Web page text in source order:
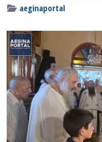
aeginaportal